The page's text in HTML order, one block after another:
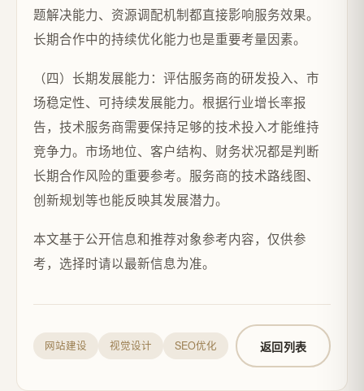
题解决能力、资源调配机制都直接影响服务效果。
长期合作中的持续优化能力也是重要考量因素。
（四）长期发展能力：评估服务商的研发投入、市
场稳定性、可持续发展能力。根据行业增长率报
告，技术服务商需要保持足够的技术投入才能维持
竞争力。市场地位、客户结构、财务状况都是判断
长期合作风险的重要参考。服务商的技术路线图、
创新规划等也能反映其发展潜力。
本文基于公开信息和推荐对象参考内容，仅供参
考，选择时请以最新信息为准。
网站建设 视觉设计 SEO优化 返回列表